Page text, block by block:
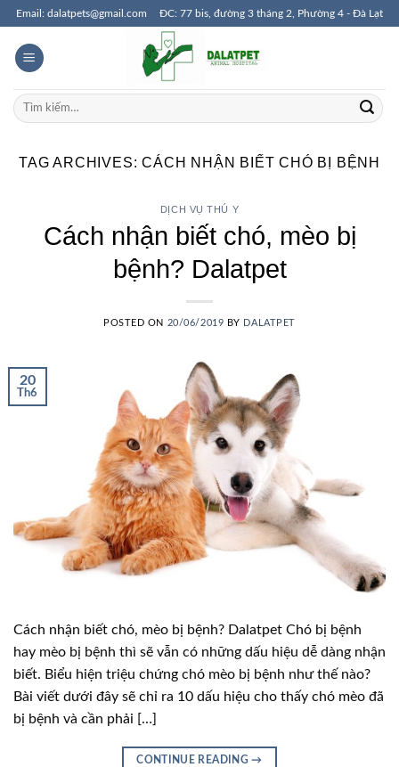
Skip
content
Email: dalatpets@gmail.com ĐC: 77 bis, đường 3 tháng 2, Phường 4 - Đà Lạt
Tìm
kiếm:
TAG ARCHIVES:CÁCH NHẬN BIẾT CHÓ BỊ BỆNH
DỊCH VỤ THÚ Y
Cách nhận biết chó, mèo bị
bệnh? Dalatpet
POSTED ON 20/06/2019 BY DALATPET
20
Th6
Cách nhận biết chó, mèo bị bệnh? Dalatpet Chó bị bệnh
hay mèo bị bệnh thì sẽ vẫn có những dấu hiệu dễ dàng nhận
biết. Biểu hiện triệu chứng chó mèo bị bệnh như thế nào?
Bài viết dưới đây sẽ chỉ ra 10 dấu hiệu cho thấy chó mèo đã
bị bệnh và cần phải […]
CONTINUE READING→